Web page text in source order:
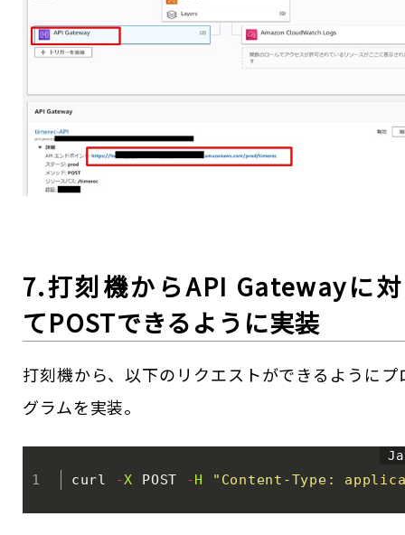
7.打刻機からAPI Gatewayに
てPOSTできるように実装
打刻機から、以下のリクエストができるようにプ
グラムを実装。
curl -X POST -H "Content-Type: